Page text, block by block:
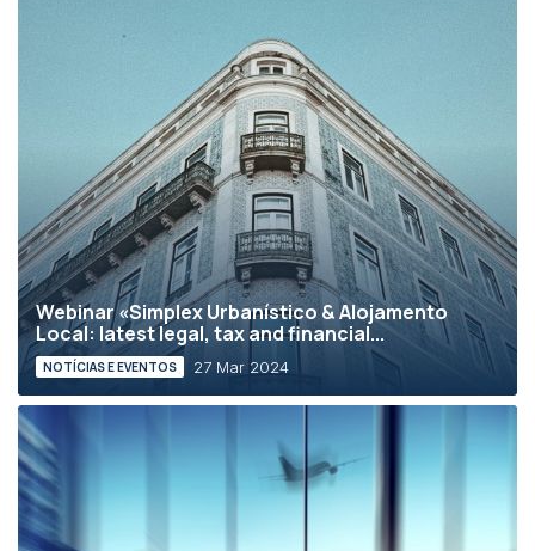
Webinar «Simplex Urbanístico & Alojamento
Local: latest legal, tax and financial...
NOTÍCIAS E EVENTOS 27 Mar 2024